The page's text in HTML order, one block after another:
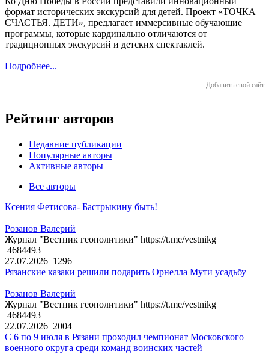
формат исторических экскурсий для детей. Проект «ТОЧКА
СЧАСТЬЯ. ДЕТИ», предлагает иммерсивные обучающие
программы, которые кардинально отличаются от
традиционных экскурсий и детских спектаклей.
Подробнее...
Добавить свой сайт
Рейтинг авторов
Недавние публикации
Популярные авторы
Активные авторы
Все авторы
Ксения Фетисова- Бастрыкину быть!
Розанов Валерий
Журнал "Вестник геополитики" https://t.me/vestnikg
4684493
27.07.2026 1296
Рязанские казаки решили подарить Орнелла Мути усадьбу
Розанов Валерий
Журнал "Вестник геополитики" https://t.me/vestnikg
4684493
22.07.2026 2004
С 6 по 9 июля в Рязани проходил чемпионат Московского
военного округа среди команд воинских частей